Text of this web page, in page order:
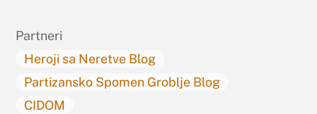
Partneri
Heroji sa Neretve Blog
Partizansko Spomen Groblje Blog
CIDOM